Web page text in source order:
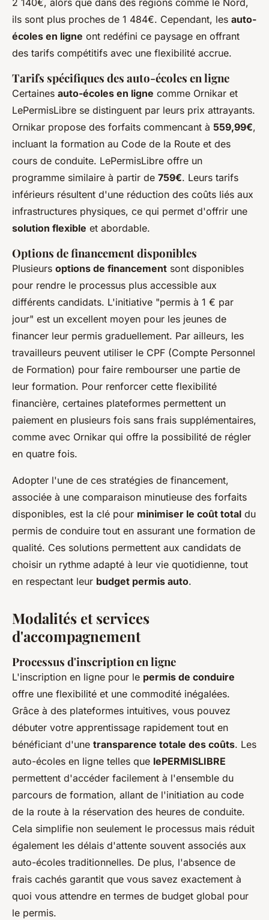
2 140€, alors que dans des régions comme le Nord,
ils sont plus proches de 1 484€. Cependant, les auto-
écoles en ligne ont redéfini ce paysage en offrant
des tarifs compétitifs avec une flexibilité accrue.
Tarifs spécifiques des auto-écoles en ligne
Certaines auto-écoles en ligne comme Ornikar et
LePermisLibre se distinguent par leurs prix attrayants.
Ornikar propose des forfaits commencant à 559,99€,
incluant la formation au Code de la Route et des
cours de conduite. LePermisLibre offre un
programme similaire à partir de 759€. Leurs tarifs
inférieurs résultent d'une réduction des coûts liés aux
infrastructures physiques, ce qui permet d'offrir une
solution flexible et abordable.
Options de financement disponibles
Plusieurs options de financement sont disponibles
pour rendre le processus plus accessible aux
différents candidats. L'initiative "permis à 1 € par
jour" est un excellent moyen pour les jeunes de
financer leur permis graduellement. Par ailleurs, les
travailleurs peuvent utiliser le CPF (Compte Personnel
de Formation) pour faire rembourser une partie de
leur formation. Pour renforcer cette flexibilité
financière, certaines plateformes permettent un
paiement en plusieurs fois sans frais supplémentaires,
comme avec Ornikar qui offre la possibilité de régler
en quatre fois.
Adopter l'une de ces stratégies de financement,
associée à une comparaison minutieuse des forfaits
disponibles, est la clé pour minimiser le coût total du
permis de conduire tout en assurant une formation de
qualité. Ces solutions permettent aux candidats de
choisir un rythme adapté à leur vie quotidienne, tout
en respectant leur budget permis auto.
Modalités et services
d'accompagnement
Processus d'inscription en ligne
L'inscription en ligne pour le permis de conduire
offre une flexibilité et une commodité inégalées.
Grâce à des plateformes intuitives, vous pouvez
débuter votre apprentissage rapidement tout en
bénéficiant d'une transparence totale des coûts. Les
auto-écoles en ligne telles que lePERMISLIBRE
permettent d'accéder facilement à l'ensemble du
parcours de formation, allant de l'initiation au code
de la route à la réservation des heures de conduite.
Cela simplifie non seulement le processus mais réduit
également les délais d'attente souvent associés aux
auto-écoles traditionnelles. De plus, l'absence de
frais cachés garantit que vous savez exactement à
quoi vous attendre en termes de budget global pour
le permis.